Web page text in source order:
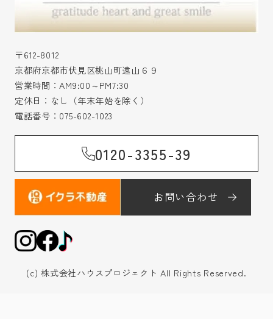
〒612-8012
京都府京都市伏見区桃山町遠山６９
営業時間：AM9:00～PM7:30
定休日：なし（年末年始を除く）
電話番号： 075-602-1023
0120-3355-39
お問い合わせ
(c) 株式会社ハウスプロジェクト All Rights Reserved.